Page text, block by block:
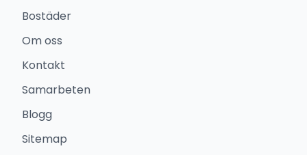
Bostäder
Om oss
Kontakt
Samarbeten
Blogg
Sitemap